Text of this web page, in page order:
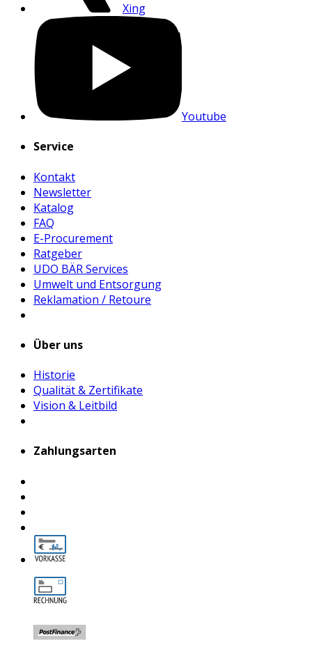
Xing
Youtube
Service
Kontakt
Newsletter
Katalog
FAQ
E-Procurement
Ratgeber
UDO BÄR Services
Umwelt und Entsorgung
Reklamation / Retoure
Über uns
Historie
Qualität & Zertifikate
Vision & Leitbild
Zahlungsarten